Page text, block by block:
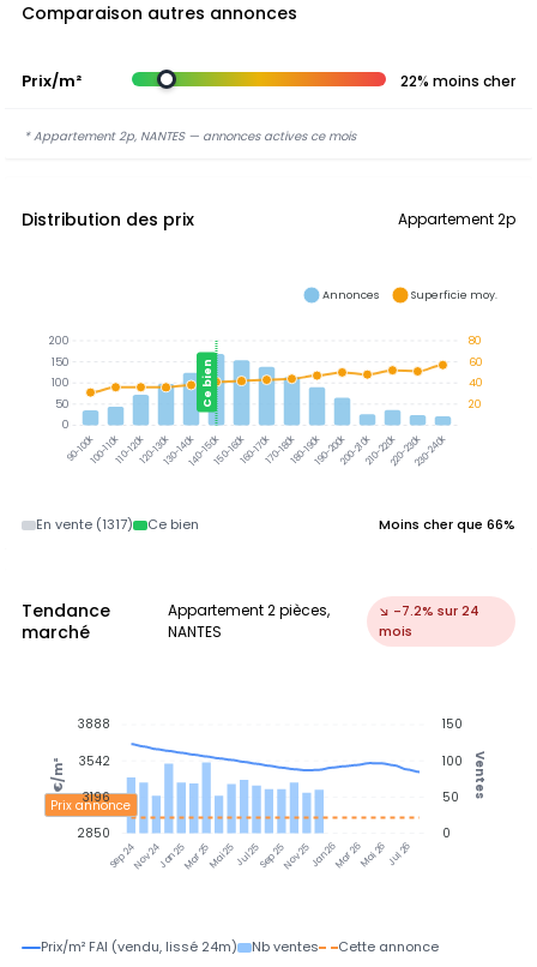
Comparaison autres annonces
Prix/m² 22% moins cher
* Appartement 2p, NANTES — annonces actives ce mois
Distribution des prix Appartement 2p
90-100k100-110k110-120k120-130k130-140k140-150k150-160k160-170k170-180k180-190k190-200k200-210k210-220k220-230k230-240k
Ce bien
80
60
40
20
200
150
100
50
0
Annonces Superficie moy.
En vente (1317) Ce bien Moins cher que 66%
Tendance
marché
Appartement 2 pièces,
NANTES
↘ -7.2% sur 24
mois
Sep 24Nov 24Jan 25Mar 25Mai 25Jul 25Sep 25Nov 25Jan 26Mar 26Mai 26Jul 26
Prix annonce
150
100
50
0
Ventes
3888
3542
3196
2850
€/m²
Prix/m² FAI (vendu, lissé 24m) Nb ventes Cette annonce